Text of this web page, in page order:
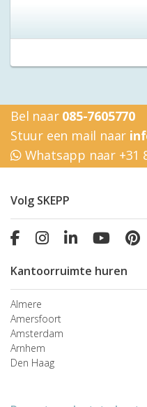
Bel naar 085-7605770
Stuur een mail naar
Whatsapp naar +31
Volg SKEPP
Kantoorruimte huren
Almere
Amersfoort
Amsterdam
Arnhem
Den Haag